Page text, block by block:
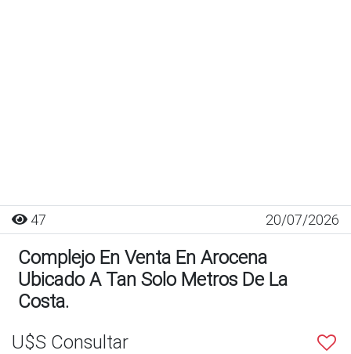
47 20/07/2026
Complejo En Venta En Arocena
Ubicado A Tan Solo Metros De La
Costa.
U$S Consultar